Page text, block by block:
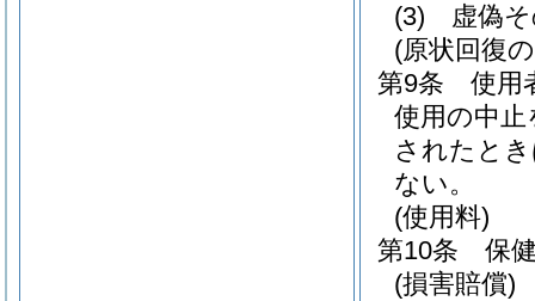
(3)
虚偽
(原状回復
第9条
使用
使用の中
されたと
ない。
(使用料)
第10条
保
(損害賠償)